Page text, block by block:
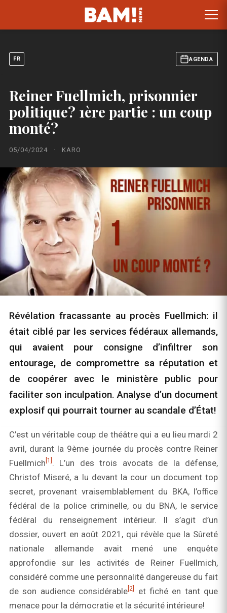
FR AGENDA
Reiner Fuellmich, prisonnier
politique? 1ère partie : un coup
monté?
05/04/2024 · KARO
Révélation fracassante au procès Fuellmich: il
était ciblé par les services fédéraux allemands,
qui avaient pour consigne d’infiltrer son
entourage, de compromettre sa réputation et
de coopérer avec le ministère public pour
faciliter son inculpation. Analyse d’un document
explosif qui pourrait tourner au scandale d’État!
C’est un véritable coup de théâtre qui a eu lieu mardi 2
avril, durant la 9ème journée du procès contre Reiner
Fuellmich [1] . L’un des trois avocats de la défense,
Christof Miseré, a lu devant la cour un document top
secret, provenant vraisemblablement du BKA, l’office
fédéral de la police criminelle, ou du BNA, le service
fédéral du renseignement intérieur. Il s’agit d’un
dossier, ouvert en août 2021, qui révèle que la Sûreté
nationale allemande avait mené une enquête
approfondie sur les activités de Reiner Fuellmich,
considéré comme une personnalité dangereuse du fait
de son audience considérable [2]
et fiché en tant que
menace pour la démocratie et la sécurité intérieure!